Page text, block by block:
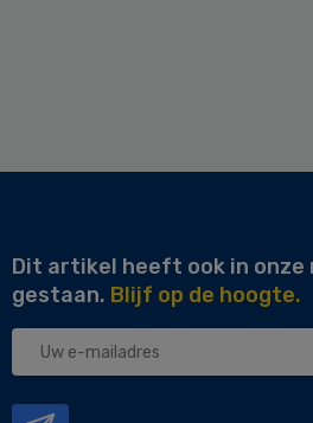
Dit artikel heeft ook in onze
gestaan. Blijf op de hoogte.
Uw